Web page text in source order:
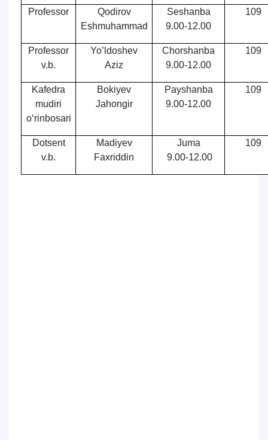
Professor
Qodirov
Eshmuhammad
Seshanba
9.00-12.00
109
Professor
v.b.
Yo’ldoshev
Aziz
Chorshanba
9.00-12.00
109
Kafedra
mudiri
o‘rinbosari
Bokiyev
Jahongir
Payshanba
9.00-12.00
109
Dotsent
v.b.
Madiyev
Faxriddin
Juma
9.00-12.00
109